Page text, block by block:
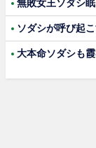
無敗女王ソダシ
ソダシが呼び起
大本命ソダシも